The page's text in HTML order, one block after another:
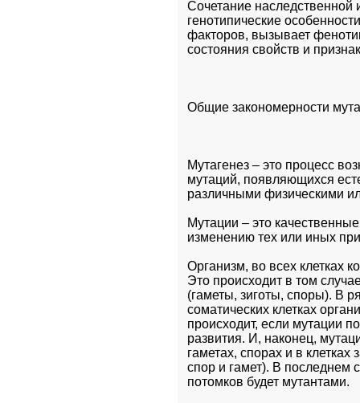
Сочетание наследственной
генотипические
факторов, вызывает
состояния свойств и
Общие закономерности
Мутагенез – это процесс
мутаций, появляющихся
различными физическими
Мутации – это
изменению тех или иных
Организм, во всех клетках
Это происходит в том
(гаметы, зиготы, споры). В
соматических клетках
происходит, если мутации
развития. И, наконец,
гаметах, спорах и в
спор и гамет). В последнем
потомков будет мутантами.